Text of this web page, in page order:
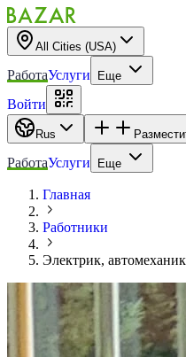
All Cities (USA)
РаботаУслуги Еще
Войти
Rus
РаботаУслуги Еще
Главная
Работники
Электрик,